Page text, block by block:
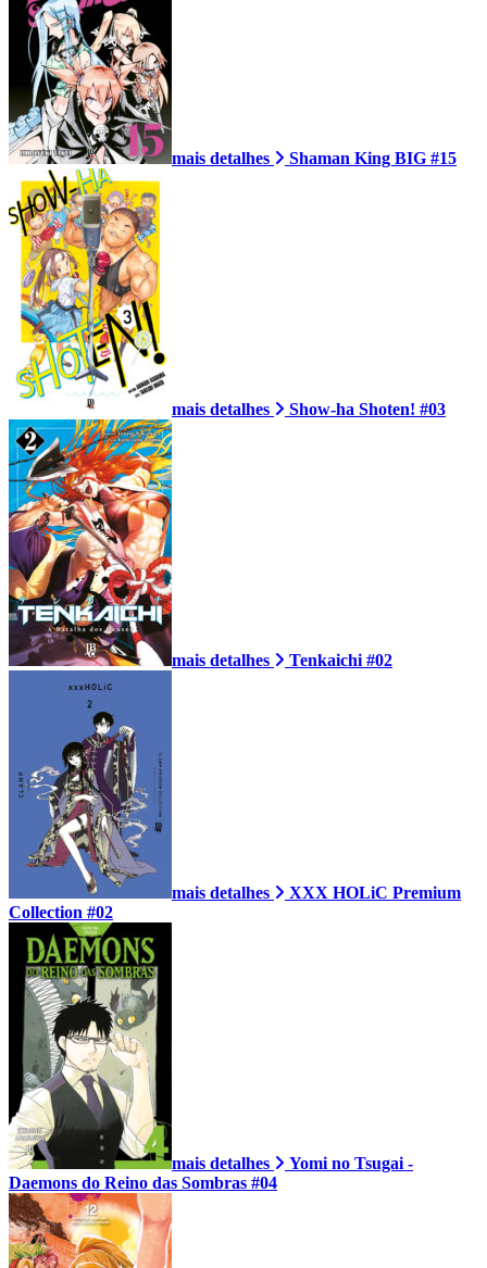
mais detalhes Shaman King BIG #15
mais detalhes Show-ha Shoten! #03
mais detalhes Tenkaichi #02
mais detalhes
XXX HOLiC Premium
Collection #02
mais detalhes
Yomi no Tsugai -
Daemons do Reino das Sombras #04